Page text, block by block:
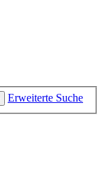
Erweiterte Suche